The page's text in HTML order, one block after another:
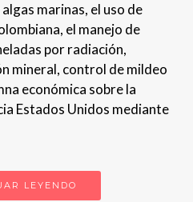
marinas, el uso de
el manejo de
por radiación,
mineral, control de mildeo
económica sobre la
Estados Unidos mediante
LEYENDO